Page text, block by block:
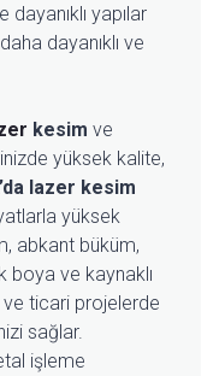
yapılar
dayanıklı ve
kesim ve
yüksek kalite,
lazer kesim
yüksek
abkant büküm,
boya ve kaynaklı
ticari projelerde
sağlar.
işleme